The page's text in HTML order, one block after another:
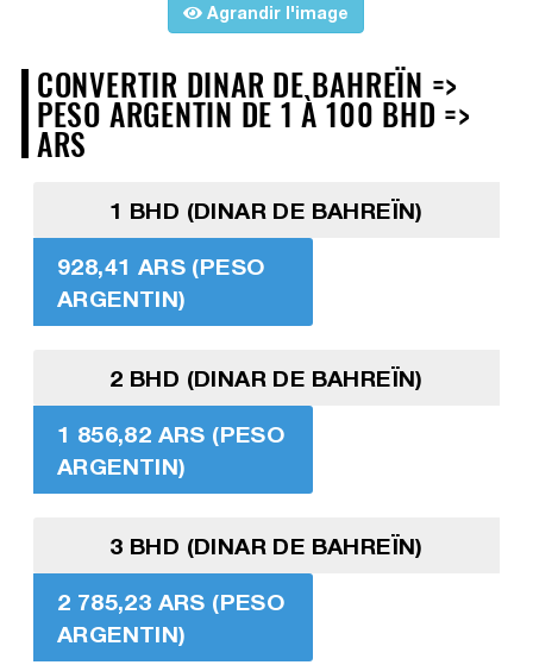
Agrandir l'image
CONVERTIR DINAR DE BAHREÏN =>
PESO ARGENTIN DE 1 À 100 BHD =>
ARS
1 BHD (DINAR DE BAHREÏN)
928,41 ARS (PESO
ARGENTIN)
2 BHD (DINAR DE BAHREÏN)
1 856,82 ARS (PESO
ARGENTIN)
3 BHD (DINAR DE BAHREÏN)
2 785,23 ARS (PESO
ARGENTIN)